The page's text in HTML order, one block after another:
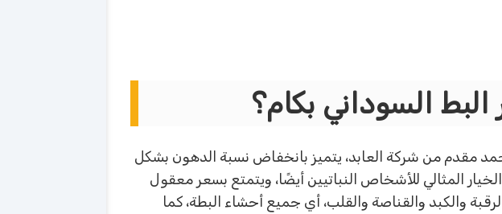
السوداني بكام؟
مقدم من شركة العابد، يتميز بانخفاض نسبة الدهون بشكل
المثالي للأشخاص النباتيين أيضًا، ويتمتع بسعر معقول
والكبد والقناصة والقلب، أي جميع أحشاء البطة، كما